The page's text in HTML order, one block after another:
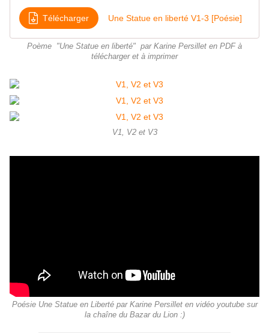
Télécharger Une Statue en liberté V1-3 [Poésie]
Poème "Une Statue en liberté" par Karine Persillet en PDF à
télécharger et à imprimer
V1, V2 et V3
Poésie Une Statue en Liberté par Karine Persillet en vidéo youtube sur
la chaîne du Bazar du Lion :)